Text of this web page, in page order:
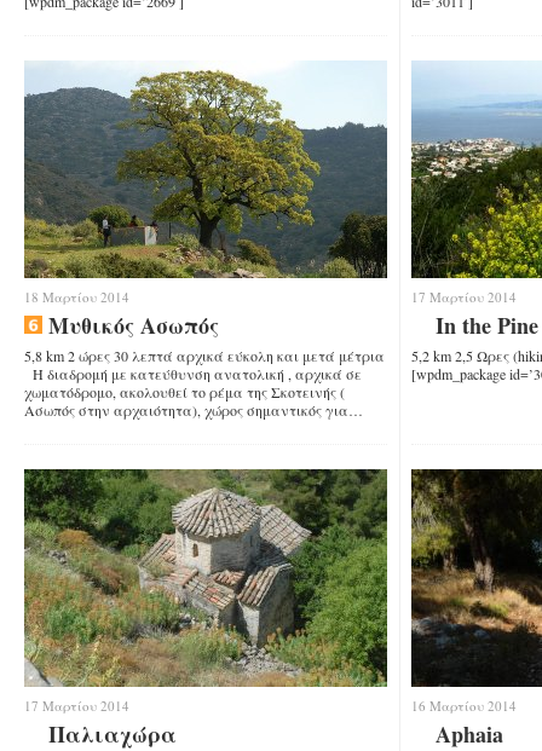
18 Μαρτίου 2014
Μυθικός Ασωπός
5,8 km 2 ώρες 30 λεπτά αρχικά εύκολη και μετά μέτρια
Η διαδρομή με κατεύθυνση ανατολική , αρχικά σε
χωματόδρομο, ακολουθεί το ρέμα της Σκοτεινής (
Ασωπός στην αρχαιότητα), χώρος σημαντικός για…
17 Μαρτίου 2014
In the
5,2 km 2,5 Ωρες
[wpdm_package
17 Μαρτίου 2014
Παλιαχώρα
16 Μαρτίου 2014
Aphaia